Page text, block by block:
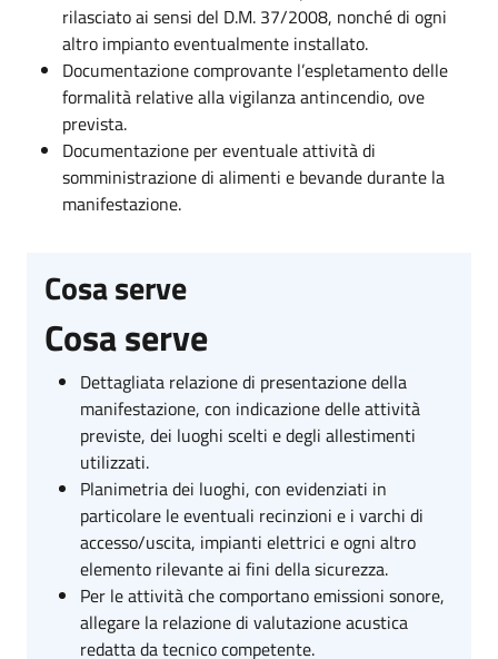
rilasciato ai sensi del D.M. 37/2008, nonché di ogni
altro impianto eventualmente installato.
Documentazione comprovante l’espletamento delle
formalità relative alla vigilanza antincendio, ove
prevista.
Documentazione per eventuale attività di
somministrazione di alimenti e bevande durante la
manifestazione.
Cosa serve
Cosa serve
Dettagliata relazione di presentazione della
manifestazione, con indicazione delle attività
previste, dei luoghi scelti e degli allestimenti
utilizzati.
Planimetria dei luoghi, con evidenziati in
particolare le eventuali recinzioni e i varchi di
accesso/uscita, impianti elettrici e ogni altro
elemento rilevante ai fini della sicurezza.
Per le attività che comportano emissioni sonore,
allegare la relazione di valutazione acustica
redatta da tecnico competente.